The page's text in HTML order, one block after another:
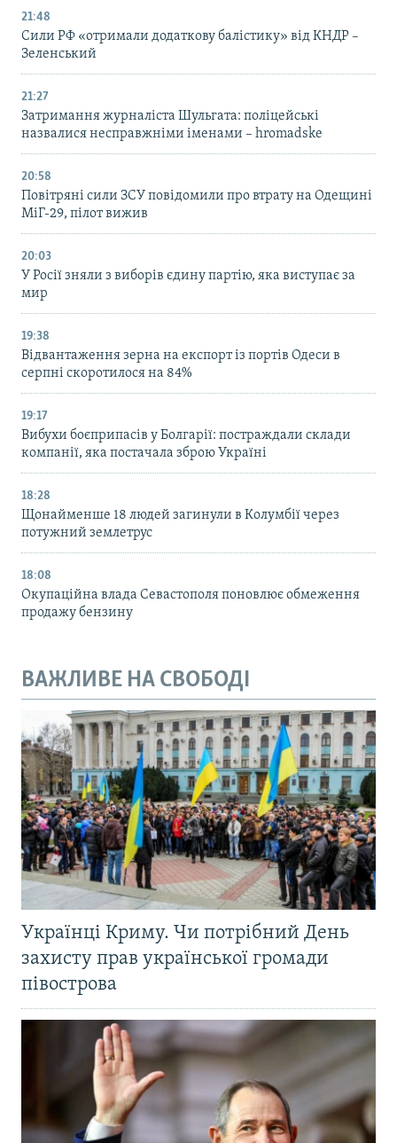
21:48
Сили РФ «отримали додаткову балістику» від КНДР –
Зеленський
21:27
Затримання журналіста Шульгата: поліцейські
назвалися несправжніми іменами – hromadske
20:58
Повітряні сили ЗСУ повідомили про втрату на Одещині
МіГ-29, пілот вижив
20:03
У Росії зняли з виборів єдину партію, яка виступає за
мир
19:38
Відвантаження зерна на експорт із портів Одеси в
серпні скоротилося на 84%
19:17
Вибухи боєприпасів у Болгарії: постраждали склади
компанії, яка постачала зброю Україні
18:28
Щонайменше 18 людей загинули в Колумбії через
потужний землетрус
18:08
Окупаційна влада Севастополя поновлює обмеження
продажу бензину
ВАЖЛИВЕ НА СВОБОДІ
Українці Криму. Чи потрібний День
захисту прав української громади
півострова